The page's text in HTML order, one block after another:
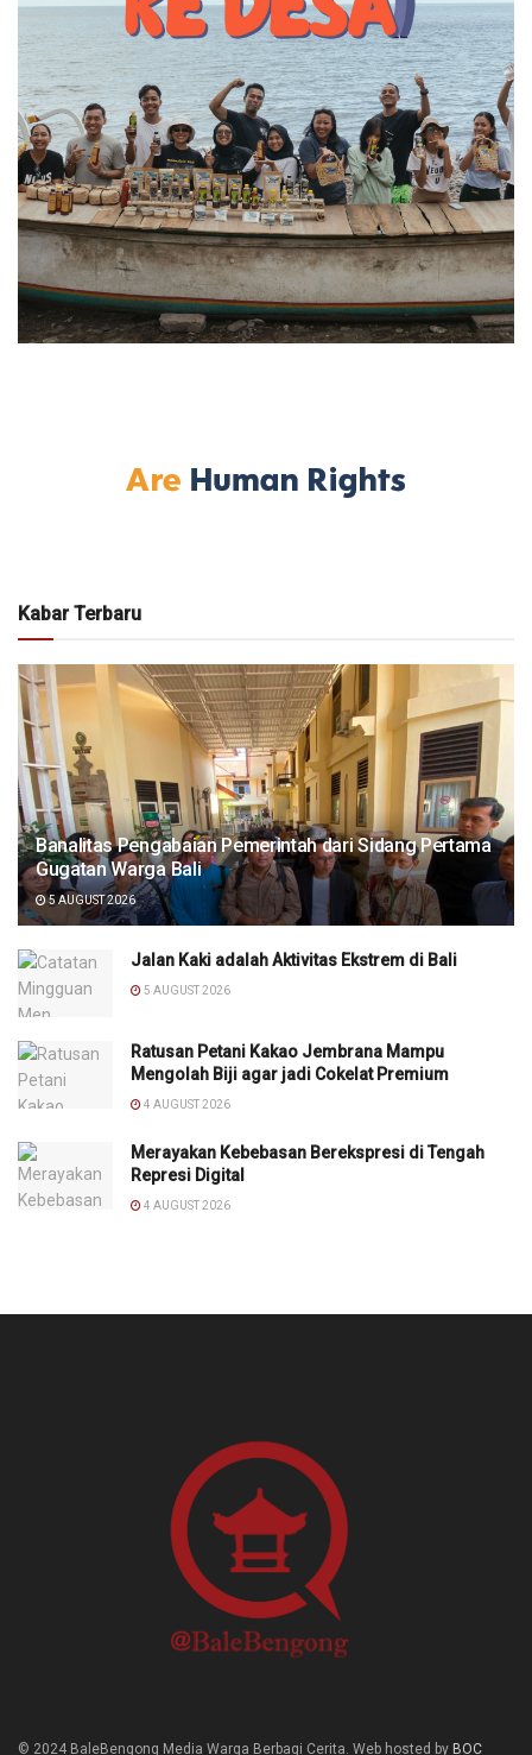
Kabar Terbaru
Banalitas Pengabaian Pemerintah dari Sidang Pertama
Gugatan Warga Bali
5 AUGUST 2026
Jalan Kaki adalah Aktivitas Ekstrem di Bali
5 AUGUST 2026
Ratusan Petani Kakao Jembrana Mampu
Mengolah Biji agar jadi Cokelat Premium
4 AUGUST 2026
Merayakan Kebebasan Berekspresi di Tengah
Represi Digital
4 AUGUST 2026
© 2024 BaleBengong Media Warga Berbagi Cerita. Web hosted by BOC